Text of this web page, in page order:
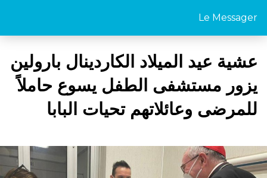
Le Messager
عشية عيد الميلاد الكاردينال بارولين
يزور مستشفى الطفل يسوع حاملاً
للمرضى وعائلاتهم تحيات البابا